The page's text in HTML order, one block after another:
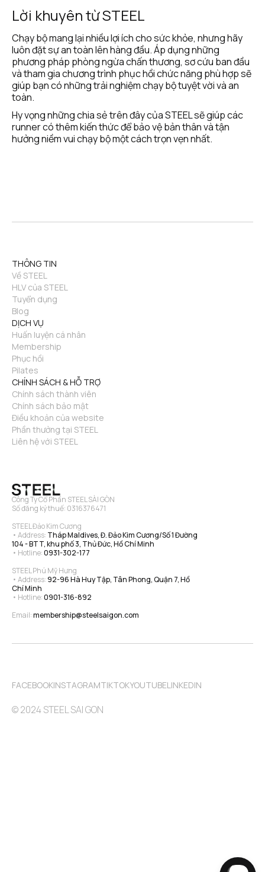
Lời khuyên từ STEEL
Chạy bộ mang lại nhiều lợi ích cho sức khỏe, nhưng hãy
luôn đặt sự an toàn lên hàng đầu. Áp dụng những
phương pháp phòng ngừa chấn thương, sơ cứu ban đầu
và tham gia chương trình phục hồi chức năng phù hợp sẽ
giúp bạn có những trải nghiệm chạy bộ tuyệt vời và an
toàn.
Hy vọng những chia sẻ trên đây của STEEL sẽ giúp các
runner có thêm kiến thức để bảo vệ bản thân và tận
hưởng niềm vui chạy bộ một cách trọn vẹn nhất.
Công Ty Cổ Phần STEEL SÀI GÒN
Số đăng ký thuế: 0316376471
STEEL Đảo Kim Cương
• Address: Tháp Maldives, Đ. Đảo Kim Cương/Số 1 Đường
104 - BTT, khu phố 3, Thủ Đức, Hồ Chí Minh
• Hotline: 0931-302-177
STEEL Phú Mỹ Hưng
• Address: 92-96 Hà Huy Tập, Tân Phong, Quận 7, Hồ
Chí Minh
• Hotline: 0901-316-892
Email: membership@steelsaigon.com
THÔNG TIN
Về STEEL
HLV của STEEL
Tuyển dụng
Blog
DỊCH VỤ
Huấn luyện cá nhân
Membership
Phục hồi
Pilates
CHÍNH SÁCH & HỖ TRỢ
Chính sách thành viên
Chính sách bảo mật
Điều khoản của website
Phần thưởng tại STEEL
Liên hệ với STEEL
FACEBOOKINSTAGRAMTIKTOKYOUTUBELINKEDIN
© 2024 STEEL SAI GON